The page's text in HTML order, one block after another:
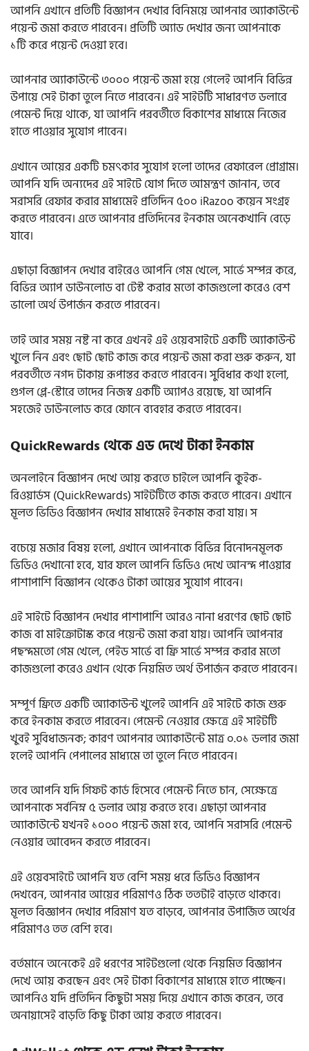
আপনি এখানে প্রতিটি বিজ্ঞাপন দেখার বিনিময়ে আপনার অ্যাকাউন্টে
পয়েন্ট জমা করতে পারবেন। প্রতিটি অ্যাড দেখার জন্য আপনাকে
১টি করে পয়েন্ট দেওয়া হবে।
আপনার অ্যাকাউন্টে ৩০০০ পয়েন্ট জমা হয়ে গেলেই আপনি বিভিন্ন
উপায়ে সেই টাকা তুলে নিতে পারবেন। এই সাইটটি সাধারণত ডলারে
পেমেন্ট দিয়ে থাকে, যা আপনি পরবর্তীতে বিকাশের মাধ্যমে নিজের
হাতে পাওয়ার সুযোগ পাবেন।
এখানে আয়ের একটি চমৎকার সুযোগ হলো তাদের রেফারেল প্রোগ্রাম।
আপনি যদি অন্যদের এই সাইটে যোগ দিতে আমন্ত্রণ জানান, তবে
সরাসরি রেফার করার মাধ্যমেই প্রতিদিন ৫০০ iRazoo কয়েন সংগ্রহ
করতে পারবেন। এতে আপনার প্রতিদিনের ইনকাম অনেকখানি বেড়ে
যাবে।
এছাড়া বিজ্ঞাপন দেখার বাইরেও আপনি গেম খেলে, সার্ভে সম্পন্ন করে,
বিভিন্ন অ্যাপ ডাউনলোড বা টেস্ট করার মতো কাজগুলো করেও বেশ
ভালো অর্থ উপার্জন করতে পারবেন।
তাই আর সময় নষ্ট না করে এখনই এই ওয়েবসাইটে একটি অ্যাকাউন্ট
খুলে নিন এবং ছোট ছোট কাজ করে পয়েন্ট জমা করা শুরু করুন, যা
পরবর্তীতে নগদ টাকায় রূপান্তর করতে পারবেন। সুবিধার কথা হলো,
গুগল প্লে-স্টোরে তাদের নিজস্ব একটি অ্যাপও রয়েছে, যা আপনি
সহজেই ডাউনলোড করে ফোনে ব্যবহার করতে পারবেন।
QuickRewards থেকে এড দেখে টাকা ইনকাম
অনলাইনে বিজ্ঞাপন দেখে আয় করতে চাইলে আপনি কুইক-
রিওয়ার্ডস (QuickRewards) সাইটটিতে কাজ করতে পারেন। এখানে
মূলত ভিডিও বিজ্ঞাপন দেখার মাধ্যমেই ইনকাম করা যায়। স
বচেয়ে মজার বিষয় হলো, এখানে আপনাকে বিভিন্ন বিনোদনমূলক
ভিডিও দেখানো হবে, যার ফলে আপনি ভিডিও দেখে আনন্দ পাওয়ার
পাশাপাশি বিজ্ঞাপন থেকেও টাকা আয়ের সুযোগ পাবেন।
এই সাইটে বিজ্ঞাপন দেখার পাশাপাশি আরও নানা ধরণের ছোট ছোট
কাজ বা মাইক্রোটাস্ক করে পয়েন্ট জমা করা যায়। আপনি আপনার
পছন্দমতো গেম খেলে, পেইড সার্ভে বা ফ্রি সার্ভে সম্পন্ন করার মতো
কাজগুলো করেও এখান থেকে নিয়মিত অর্থ উপার্জন করতে পারবেন।
সম্পূর্ণ ফ্রিতে একটি অ্যাকাউন্ট খুলেই আপনি এই সাইটে কাজ শুরু
করে ইনকাম করতে পারবেন। পেমেন্ট নেওয়ার ক্ষেত্রে এই সাইটটি
খুবই সুবিধাজনক; কারণ আপনার অ্যাকাউন্টে মাত্র ০.০১ ডলার জমা
হলেই আপনি পেপালের মাধ্যমে তা তুলে নিতে পারবেন।
তবে আপনি যদি গিফট কার্ড হিসেবে পেমেন্ট নিতে চান, সেক্ষেত্রে
আপনাকে সর্বনিম্ন ৫ ডলার আয় করতে হবে। এছাড়া আপনার
অ্যাকাউন্টে যখনই ১০০০ পয়েন্ট জমা হবে, আপনি সরাসরি পেমেন্ট
নেওয়ার আবেদন করতে পারবেন।
এই ওয়েবসাইটে আপনি যত বেশি সময় ধরে ভিডিও বিজ্ঞাপন
দেখবেন, আপনার আয়ের পরিমাণও ঠিক ততটাই বাড়তে থাকবে।
মূলত বিজ্ঞাপন দেখার পরিমাণ যত বাড়বে, আপনার উপার্জিত অর্থের
পরিমাণও তত বেশি হবে।
বর্তমানে অনেকেই এই ধরণের সাইটগুলো থেকে নিয়মিত বিজ্ঞাপন
দেখে আয় করছেন এবং সেই টাকা বিকাশের মাধ্যমে হাতে পাচ্ছেন।
আপনিও যদি প্রতিদিন কিছুটা সময় দিয়ে এখানে কাজ করেন, তবে
অনায়াসেই বাড়তি কিছু টাকা আয় করতে পারবেন।